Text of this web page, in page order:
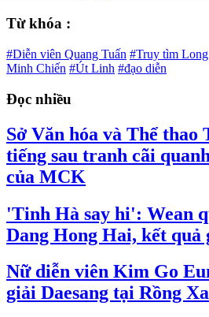
Từ khóa :
#Diễn viên Quang Tuấn #Truy tìm
Minh Chiến #Út Linh #đạo diễn
Đọc nhiều
Sở Văn hóa và Thể thao
tiếng sau tranh cãi
của MCK
'Tinh Hà say hi': Wean
Dang Hong Hai, kết quả
Nữ diễn viên Kim Go
giải Daesang tại Rồng